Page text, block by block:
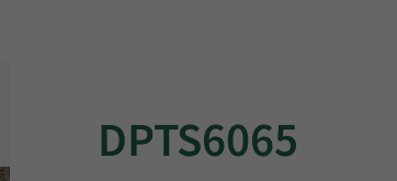
DPTS6065